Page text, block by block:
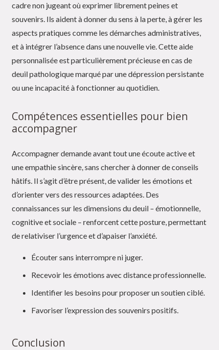
cadre non jugeant où exprimer librement peines et
souvenirs. Ils aident à donner du sens à la perte, à gérer les
aspects pratiques comme les démarches administratives,
et à intégrer l’absence dans une nouvelle vie. Cette aide
personnalisée est particulièrement précieuse en cas de
deuil pathologique marqué par une dépression persistante
ou une incapacité à fonctionner au quotidien.
Compétences essentielles pour bien
accompagner
Accompagner demande avant tout une écoute active et
une empathie sincère, sans chercher à donner de conseils
hâtifs. Il s’agit d’être présent, de valider les émotions et
d’orienter vers des ressources adaptées. Des
connaissances sur les dimensions du deuil – émotionnelle,
cognitive et sociale – renforcent cette posture, permettant
de relativiser l’urgence et d’apaiser l’anxiété.
Écouter sans interrompre ni juger.
Recevoir les émotions avec distance professionnelle.
Identifier les besoins pour proposer un soutien ciblé.
Favoriser l’expression des souvenirs positifs.
Conclusion